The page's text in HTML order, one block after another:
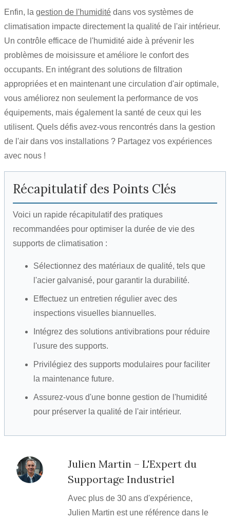
Enfin, la gestion de l'humidité dans vos systèmes de
climatisation impacte directement la qualité de l'air intérieur.
Un contrôle efficace de l'humidité aide à prévenir les
problèmes de moisissure et améliore le confort des
occupants. En intégrant des solutions de filtration
appropriées et en maintenant une circulation d'air optimale,
vous améliorez non seulement la performance de vos
équipements, mais également la santé de ceux qui les
utilisent. Quels défis avez-vous rencontrés dans la gestion
de l'air dans vos installations ? Partagez vos expériences
avec nous !
Récapitulatif des Points Clés
Voici un rapide récapitulatif des pratiques
recommandées pour optimiser la durée de vie des
supports de climatisation :
Sélectionnez des matériaux de qualité, tels que
l'acier galvanisé, pour garantir la durabilité.
Effectuez un entretien régulier avec des
inspections visuelles biannuelles.
Intégrez des solutions antivibrations pour réduire
l'usure des supports.
Privilégiez des supports modulaires pour faciliter
la maintenance future.
Assurez-vous d'une bonne gestion de l'humidité
pour préserver la qualité de l'air intérieur.
Julien Martin – L'Expert du
Supportage Industriel
Avec plus de 30 ans d'expérience,
Julien Martin est une référence dans le